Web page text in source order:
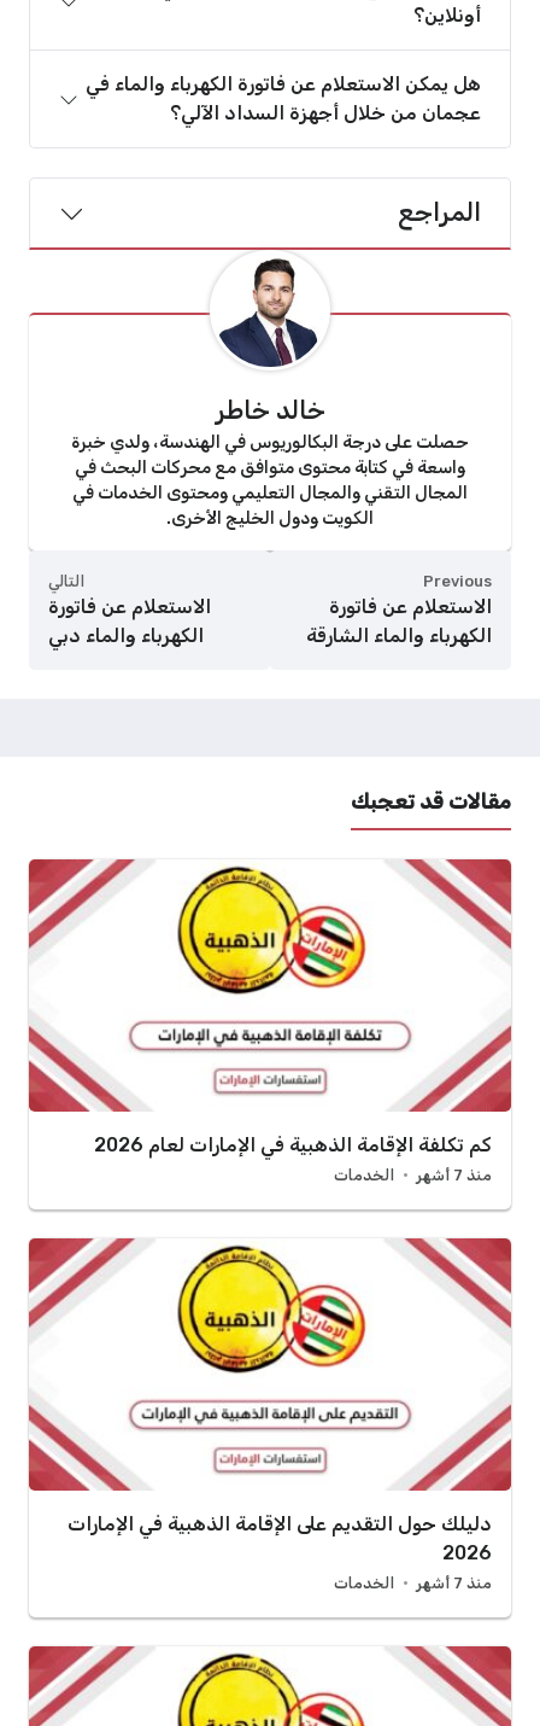
أونلاين؟
هل يمكن الاستعلام عن فاتورة الكهرباء والماء في
عجمان من خلال أجهزة السداد الآلي؟
المراجع
خالد خاطر
حصلت على درجة البكالوريوس في الهندسة، ولدي خبرة
واسعة في كتابة محتوى متوافق مع محركات البحث في
المجال التقني والمجال التعليمي ومحتوى الخدمات في
الكويت ودول الخليج الأخرى.
Previous
الاستعلام عن فاتورة
الكهرباء والماء الشارقة
التالي
الاستعلام عن فاتورة
الكهرباء والماء دبي
مقالات قد تعجبك
كم تكلفة الإقامة الذهبية في الإمارات لعام 2026
منذ 7 أشهر الخدمات
دليلك حول التقديم على الإقامة الذهبية في الإمارات
2026
منذ 7 أشهر الخدمات